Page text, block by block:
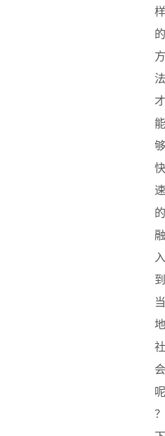
样
的
方
法
才
能
够
快
速
的
融
入
到
当
地
社
会
呢
？